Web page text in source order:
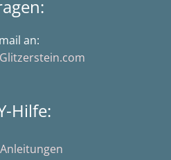
an:
Hilfe: